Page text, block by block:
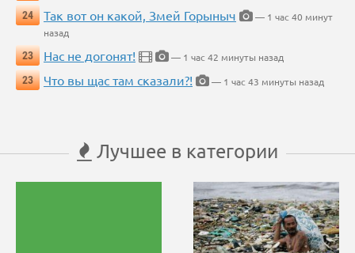
24
Так вот он какой, Змей Горыныч
— 1 час 40 минут
назад
23
Нас не догонят!
— 1 час 42 минуты назад
23
Что вы щас там сказали?! — 1 час 43 минуты назад
Лучшее в категории